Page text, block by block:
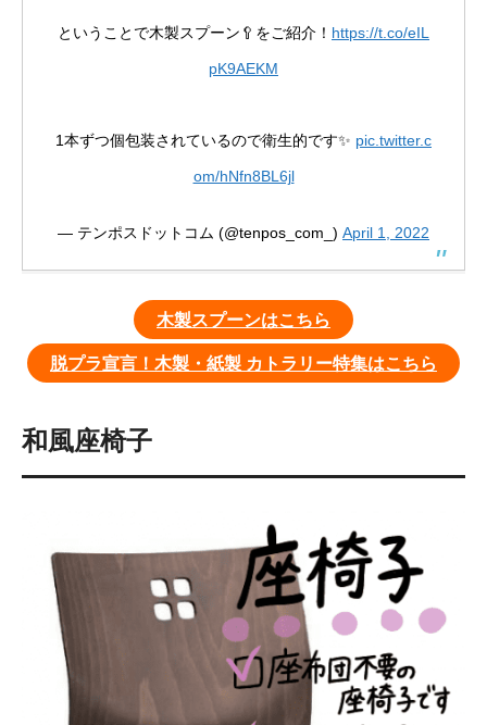
ということで木製スプーン🥄をご紹介！ https://t.co/eIL
pK9AEKM
1本ずつ個包装されているので衛生的です✨ pic.twitter.c
om/hNfn8BL6jl
— テンポスドットコム (@tenpos_com_) April 1, 2022
木製スプーンはこちら
脱プラ宣言！木製・紙製 カトラリー特集はこちら
和風座椅子